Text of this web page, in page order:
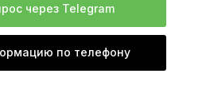
через Telegram
по телефону